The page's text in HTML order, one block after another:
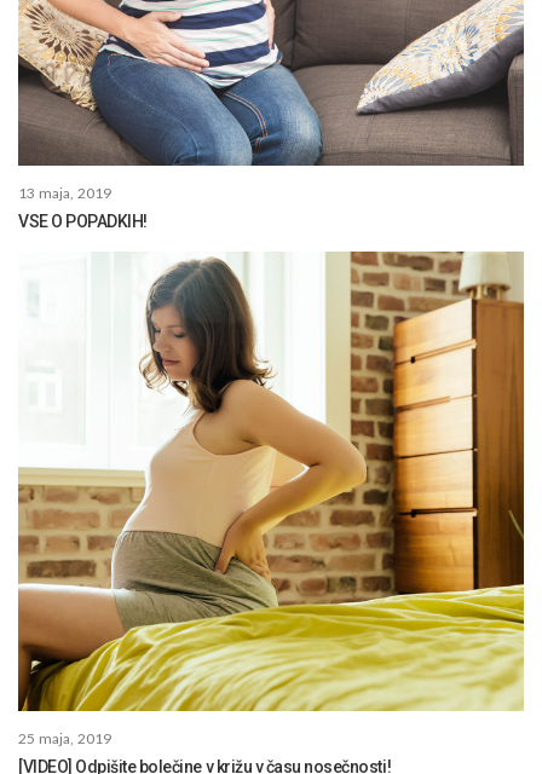
13 maja, 2019
VSE O POPADKIH!
25 maja, 2019
[VIDEO] Odpišite bolečine v križu v času nosečnosti!